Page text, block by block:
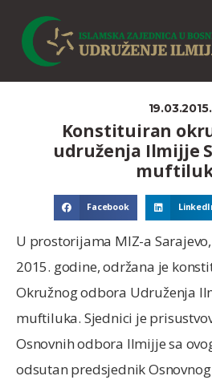
19.03.2015.
Konstituiran
udruženja Ilmijje
Facebook
U prostorijama MIZ-a
2015. godine, održana je
Okružnog odbora Udruženja
muftiluka. Sjednici je
Osnovnih odbora Ilmijje sa
odsutan predsjednik